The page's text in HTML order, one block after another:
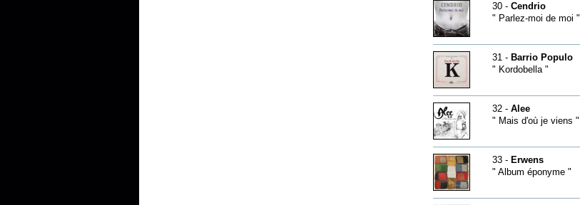
30 - Cendrio
" Parlez-moi de moi "
31 - Barrio Populo
" Kordobella "
32 - Alee
" Mais d'où je viens "
33 - Erwens
" Album éponyme "